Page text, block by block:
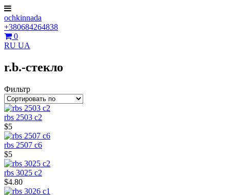
ochkinnada
+380684264838
0
RU UA
r.b.-стекло
Фильтр
rbs 2503 c2
$5
rbs 2507 c6
$5
rbs 3025 c2
$4.80